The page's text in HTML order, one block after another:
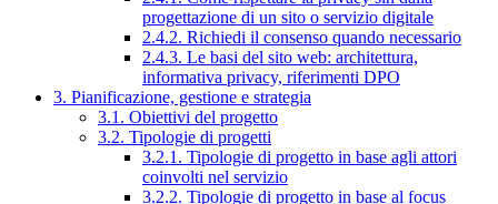
progettazione di un sito o servizio digitale
2.4.2. Richiedi il consenso quando necessario
2.4.3. Le basi del sito web: architettura,
informativa privacy, riferimenti DPO
3. Pianificazione, gestione e strategia
3.1. Obiettivi del progetto
3.2. Tipologie di progetti
3.2.1. Tipologie di progetto in base agli attori
coinvolti nel servizio
3.2.2. Tipologie di progetto in base al focus